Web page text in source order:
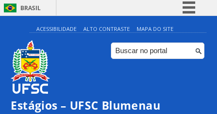
BRASIL
Simplifique!
Comunica BR
Participe
Canais
ACESSIBILIDADE ALTO CONTRASTE MAPA DO SITE
Estágios – UFSC Blumenau